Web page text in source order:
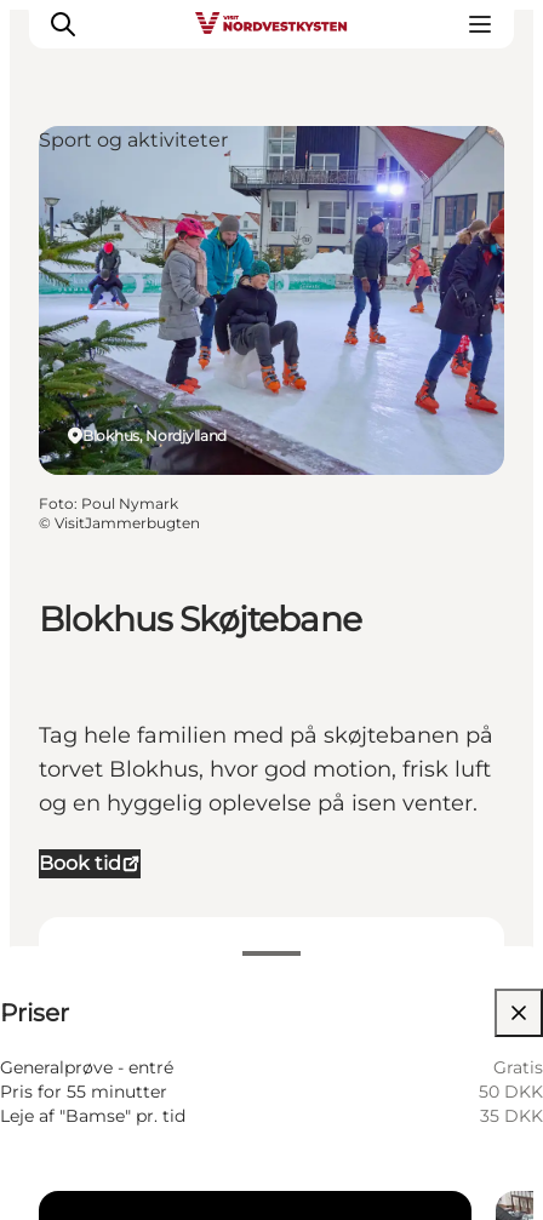
Feriesteder
Inspiration
Handicapvenlig ferie
Events
Overnatning
Planlæg din ferie
Blokhus Skøjtebane
Tag hele familien med på skøjtebanen på
torvet Blokhus, hvor god motion, frisk luft
og en hyggelig oplevelse på isen venter.
Book tid
Priser
Generalprøve - entré
Gratis
Pris for 55 minutter
50 DKK
Leje af "Bamse" pr. tid
35 DKK
Blokhus, Nordjylland
Sport og aktiviteter
Foto: Poul Nymark
© VisitJammerbugten